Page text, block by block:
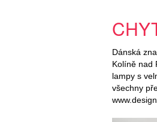
Dánská
Kolíně nad
lampy s
všechny